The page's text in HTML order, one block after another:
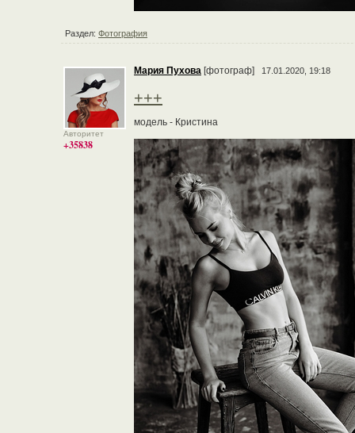
Раздел: Фотография
Авторитет
+35838
Мария Пухова [фотограф] 17.01.2020, 19:18
+++
модель - Кристина